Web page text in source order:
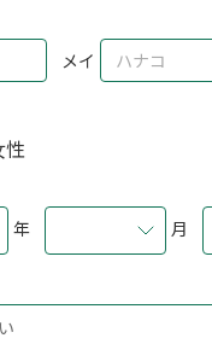
メイ
性
年 月